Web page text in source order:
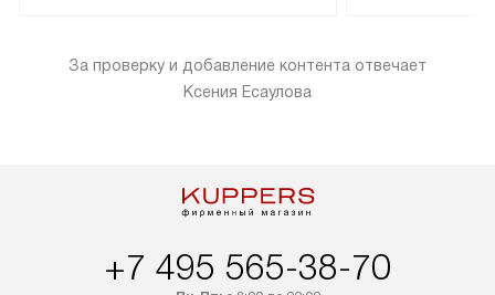
«в наличии» может быть отправлен
покупателю в течение трех дней.
После 100% предоплаты наша
заказ до представительства
транспортной компании в Москве.
за пределы
определяется
За проверку и добавление контента отвечает
Ксения Есаулова
+7 495 565-38-70